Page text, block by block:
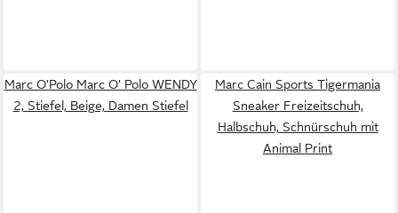
Marc O'Polo Marc O’ Polo WENDY
2, Stiefel, Beige, Damen Stiefel
Marc Cain Sports Tigermania
Sneaker Freizeitschuh,
Halbschuh, Schnürschuh mit
Animal Print